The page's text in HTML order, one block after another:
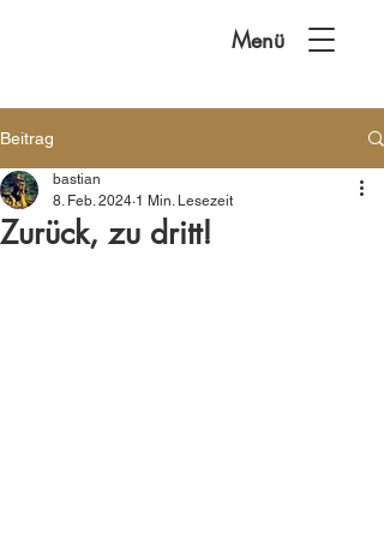
Menü
Beitrag
Zurück, zu dritt!
bastian
8. Feb. 2024 1 Min. Lesezeit